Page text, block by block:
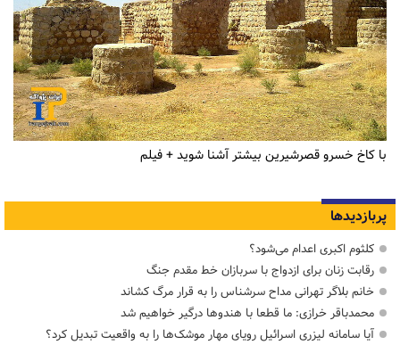
با کاخ خسرو قصرشیرین بیشتر آشنا شوید + فیلم
پربازدیدها
کلثوم اکبری اعدام می‌شود؟
رقابت زنان برای ازدواج با سربازان خط مقدم جنگ
خانم بلاگر تهرانی مداح سرشناس را به قرار مرگ کشاند
محمدباقر خرازی: ما قطعا با هندوها درگیر خواهیم شد
آیا سامانه لیزری اسرائیل رویای مهار موشک‌ها را به واقعیت تبدیل کرد؟